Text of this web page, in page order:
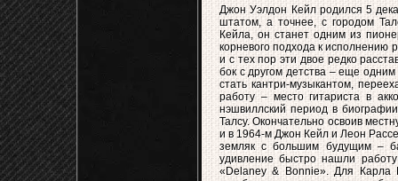
Джон Уэлдон Кейл родился 5
штатом, а точнее, с городом
Кейла, он станет одним из
корневого подхода к исполнению
и с тех пор эти двое редко
бок с другом детства – еще
стать кантри-музыкантом,
работу – место гитариста в
нэшвиллский период в
Талсу. Окончательно освоив
и в 1964-м Джон Кейл и Леон
земляк с большим будущим –
удивление быстро нашли
«Delaney & Bonnie». Для Карла